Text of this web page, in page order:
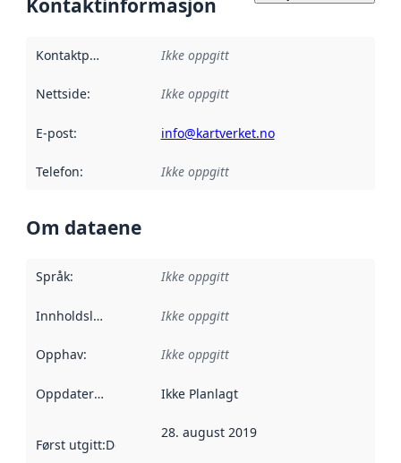
Kontaktinformasjon
Kontaktpunkt Ikke oppgitt
Nettside: Ikke oppgitt
E-post: info@kartverket.no
Telefon: Ikke oppgitt
Om dataene
Språk: Ikke oppgitt
Innholdsleverandører :
Ikke oppgitt
Opphav: Ikke oppgitt
Oppdateringsfrekvens :
Ikke Planlagt
Først utgitt:Denne datoen sier når dataene i dette
28. august 2019